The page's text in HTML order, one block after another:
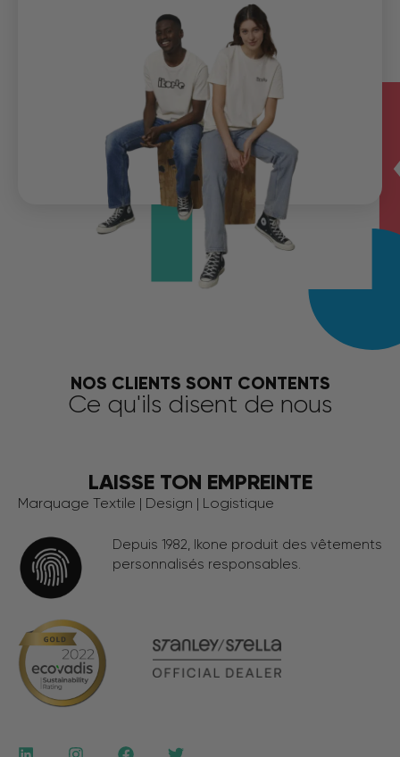
NOS CLIENTS SONT CONTENTS
Ce qu'ils disent de nous
LAISSE TON EMPREINTE
Marquage Textile | Design | Logistique
Depuis 1982, Ikone produit des vêtements
personnalisés responsables.